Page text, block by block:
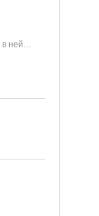
в ней…